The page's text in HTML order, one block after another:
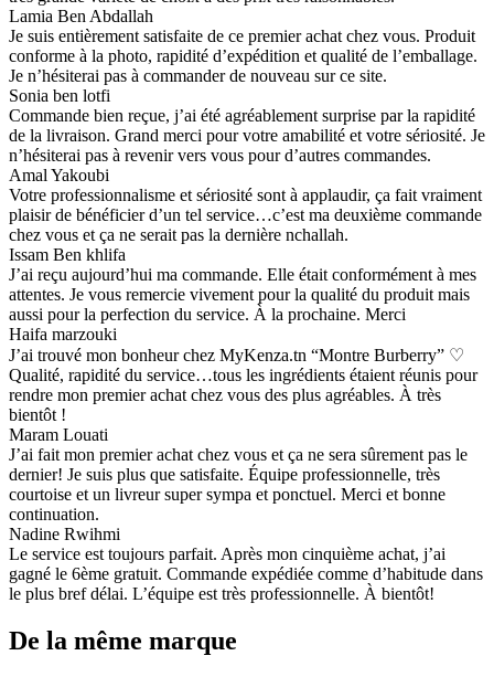
Lamia Ben Abdallah
Je suis entièrement satisfaite de ce premier achat chez vous. Produit
conforme à la photo, rapidité d’expédition et qualité de l’emballage.
Je n’hésiterai pas à commander de nouveau sur ce site.
Sonia ben lotfi
Commande bien reçue, j’ai été agréablement surprise par la rapidité
de la livraison. Grand merci pour votre amabilité et votre sériosité. Je
n’hésiterai pas à revenir vers vous pour d’autres commandes.
Amal Yakoubi
Votre professionnalisme et sériosité sont à applaudir, ça fait vraiment
plaisir de bénéficier d’un tel service…c’est ma deuxième commande
chez vous et ça ne serait pas la dernière nchallah.
Issam Ben khlifa
J’ai reçu aujourd’hui ma commande. Elle était conformément à mes
attentes. Je vous remercie vivement pour la qualité du produit mais
aussi pour la perfection du service. À la prochaine. Merci
Haifa marzouki
J’ai trouvé mon bonheur chez MyKenza.tn “Montre Burberry” ♡
Qualité, rapidité du service…tous les ingrédients étaient réunis pour
rendre mon premier achat chez vous des plus agréables. À très
bientôt !
Maram Louati
J’ai fait mon premier achat chez vous et ça ne sera sûrement pas le
dernier! Je suis plus que satisfaite. Équipe professionnelle, très
courtoise et un livreur super sympa et ponctuel. Merci et bonne
continuation.
Nadine Rwihmi
Le service est toujours parfait. Après mon cinquième achat, j’ai
gagné le 6ème gratuit. Commande expédiée comme d’habitude dans
le plus bref délai. L’équipe est très professionnelle. À bientôt!
De la même marque